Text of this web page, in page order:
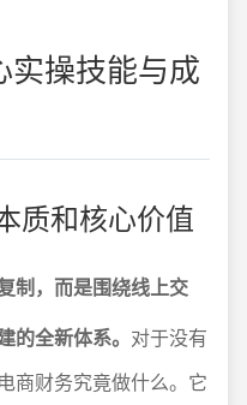
实操技能与成
质和核心价值
制，而是围绕线上交
的全新体系。 对于没有
商财务究竟做什么。它